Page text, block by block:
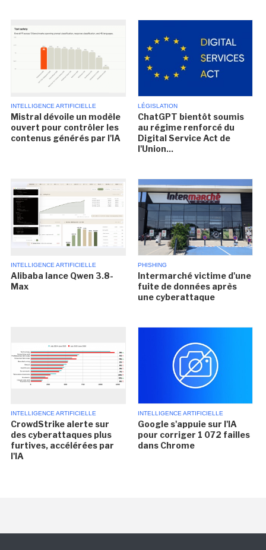
INTELLIGENCE ARTIFICIELLE
Mistral dévoile un modèle
ouvert pour contrôler les
contenus générés par l'IA
LÉGISLATION
ChatGPT bientôt soumis
au régime renforcé du
Digital Service Act de
l'Union...
INTELLIGENCE ARTIFICIELLE
Alibaba lance Qwen 3.8-
Max
PHISHING
Intermarché victime d'une
fuite de données après
une cyberattaque
INTELLIGENCE ARTIFICIELLE
CrowdStrike alerte sur
des cyberattaques plus
furtives, accélérées par
l'IA
INTELLIGENCE ARTIFICIELLE
Google s'appuie sur l'IA
pour corriger 1 072 failles
dans Chrome